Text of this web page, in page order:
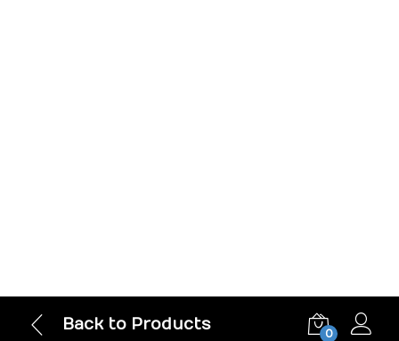
Back to Products
0